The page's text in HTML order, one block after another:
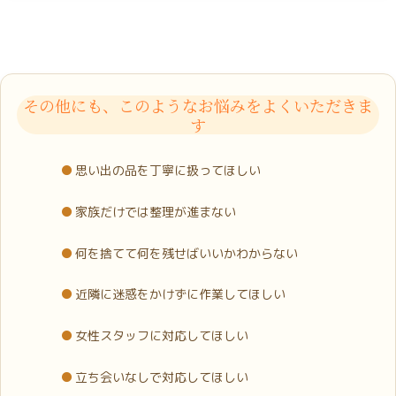
その他にも、このようなお悩みをよくいただきま
す
思い出の品を丁寧に扱ってほしい
家族だけでは整理が進まない
何を捨てて何を残せばいいかわからない
近隣に迷惑をかけずに作業してほしい
女性スタッフに対応してほしい
立ち会いなしで対応してほしい